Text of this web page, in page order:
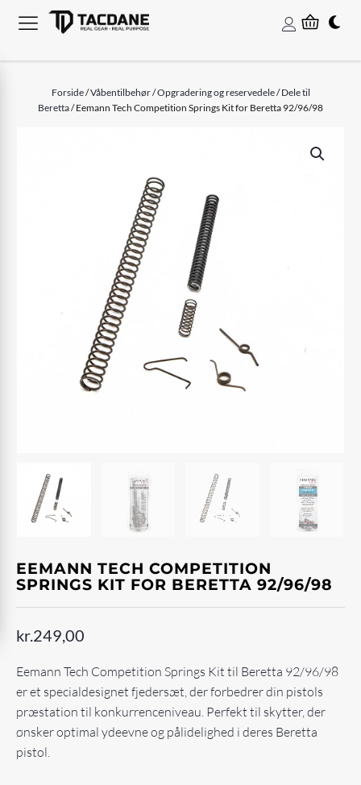
Forside/Våbentilbehør/Opgradering og reservedele/Dele til
Beretta/ Eemann Tech Competition Springs Kit for Beretta 92/96/98
EEMANN TECH COMPETITION
SPRINGS KIT FOR BERETTA 92/96/98
kr.249,00
Eemann Tech Competition Springs Kit til Beretta 92/96/98
er et specialdesignet fjedersæt, der forbedrer din pistols
præstation til konkurrenceniveau. Perfekt til skytter, der
ønsker optimal ydeevne og pålidelighed i deres Beretta
pistol.